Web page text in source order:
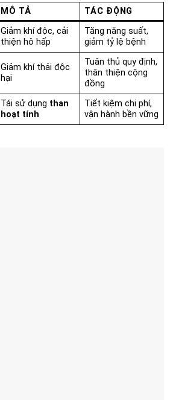
MÔ TẢ TÁC ĐỘNG
Giảm khí độc, cải
thiện hô hấp
Tăng năng suất,
giảm tỷ lệ bệnh
Giảm khí thải độc
hại
Tuân thủ quy định,
thân thiện cộng
đồng
Tái sử dụng than
hoạt tính
Tiết kiệm chi phí,
vận hành bền vững